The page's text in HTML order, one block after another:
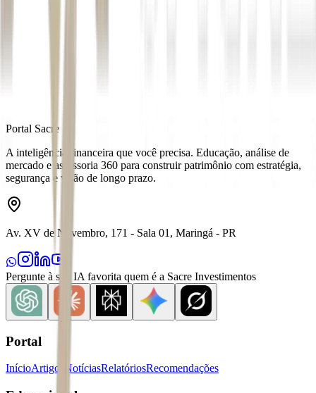
Portal Sacre
A inteligência financeira que você precisa. Educação, análise de
mercado e assessoria 360 para construir patrimônio com estratégia,
segurança e visão de longo prazo.
Av. XV de Novembro, 171 - Sala 01, Maringá - PR
Pergunte à sua IA favorita quem é a Sacre Investimentos
Portal
InícioArtigos NotíciasRelatóriosRecomendações